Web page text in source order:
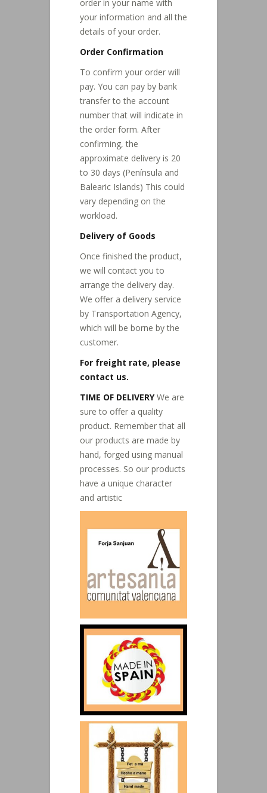
order in your name with
your information and all the
details of your order.
Order Confirmation
To confirm your order will
pay. You can pay by bank
transfer to the account
number that will indicate in
the order form. After
confirming, the
approximate delivery is 20
to 30 days (Península and
Balearic Islands) This could
vary depending on the
workload.
Delivery of Goods
Once finished the product,
we will contact you to
arrange the delivery day.
We offer a delivery service
by Transportation Agency,
which will be borne by the
customer.
For freight rate, please
contact us.
TIME OF DELIVERYWe are
sure to offer a quality
product. Remember that all
our products are made by
hand, forged using manual
processes. So our products
have a unique character
and artistic